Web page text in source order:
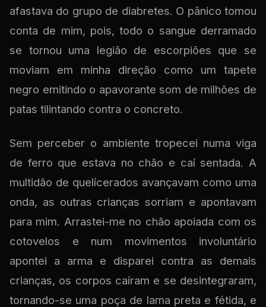
afastava do grupo de diabretes. O pânico tomou
conta de mim, pois, todo o sangue derramado
se tornou uma legião de escorpiões que se
moviam em minha direção como um tapete
negro emitindo o apavorante som de milhões de
patas tilintando contra o concreto.
Sem perceber o ambiente tropecei numa viga
de ferro que estava no chão e caí sentada. A
multidão de quelícerados avançavam como uma
onda, as outras crianças sorriam e apontavam
para mim. Arrastei-me no chão apoiada com os
cotovelos e num movimentos involuntário
apontei a arma e disparei contra as demais
crianças, os corpos caíram e se desintegraram,
tornando-se uma poça de lama preta e fétida, e